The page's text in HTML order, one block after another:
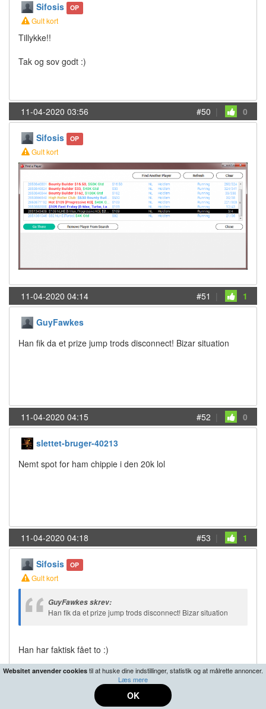
Sifosis OP
Gult kort
Tillykke!!
Tak og sov godt :)
11-04-2020 03:56 #50 | 0
Sifosis OP
Gult kort
11-04-2020 04:14 #51 | 1
GuyFawkes
Han fik da et prize jump trods disconnect! Bizar situation
11-04-2020 04:15 #52 | 0
slettet-bruger-40213
Nemt spot for ham chippie i den 20k lol
11-04-2020 04:18 #53 | 1
Sifosis OP
Gult kort
GuyFawkes skrev:
Han fik da et prize jump trods disconnect! Bizar situation
Han har faktisk fået to :)
Jeg synes faktisk CL begår en stor fejl her. Ham den anden
har været disc så længe at det virker unlikely at han kommer
Websitet anvender cookies til at huske dine indstillinger, statistik og at målrette annoncer.
Læs mere
OK